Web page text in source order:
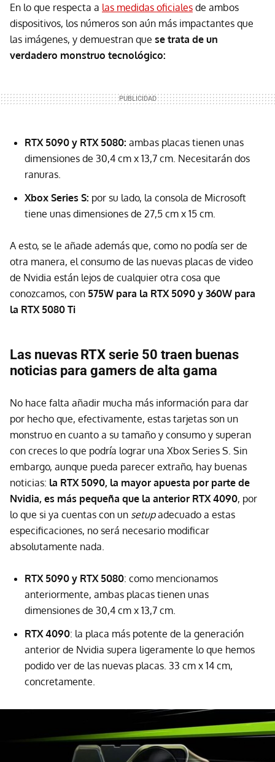
En lo que respecta a las medidas oficiales de ambos
dispositivos, los números son aún más impactantes que
las imágenes, y demuestran que se trata de un
verdadero monstruo tecnológico:
RTX 5090 y RTX 5080: ambas placas tienen unas
dimensiones de 30,4 cm x 13,7 cm. Necesitarán dos
ranuras.
Xbox Series S: por su lado, la consola de Microsoft
tiene unas dimensiones de 27,5 cm x 15 cm.
A esto, se le añade además que, como no podía ser de
otra manera, el consumo de las nuevas placas de video
de Nvidia están lejos de cualquier otra cosa que
conozcamos, con 575W para la RTX 5090 y 360W para
la RTX 5080 Ti
Las nuevas RTX serie 50 traen buenas
noticias para gamers de alta gama
No hace falta añadir mucha más información para dar
por hecho que, efectivamente, estas tarjetas son un
monstruo en cuanto a su tamaño y consumo y superan
con creces lo que podría lograr una Xbox Series S. Sin
embargo, aunque pueda parecer extraño, hay buenas
noticias: la RTX 5090, la mayor apuesta por parte de
Nvidia, es más pequeña que la anterior RTX 4090, por
lo que si ya cuentas con un setupadecuado a estas
especificaciones, no será necesario modificar
absolutamente nada.
RTX 5090 y RTX 5080: como mencionamos
anteriormente, ambas placas tienen unas
dimensiones de 30,4 cm x 13,7 cm.
RTX 4090: la placa más potente de la generación
anterior de Nvidia supera ligeramente lo que hemos
podido ver de las nuevas placas. 33 cm x 14 cm,
concretamente.